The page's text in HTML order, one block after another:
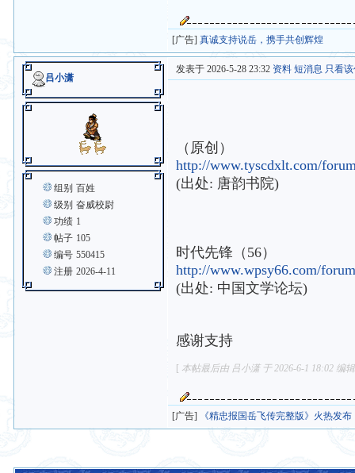
[广告]真诚支持说岳，携手共创辉煌
吕小潇
组别 百姓
级别 奋威校尉
功绩 1
帖子 105
编号 550415
注册 2026-4-11
发表于 2026-5-28 23:32 资料 短消息 只看
（原创）
http://www.tyscdxlt.com/
(出处: 唐韵书院)
时代先锋（56）
http://www.wpsy66.com/
(出处: 中国文学论坛)
感谢支持
[ 本帖最后由 吕小潇 于 2026-6-1 18:02 编
[广告] 《精忠报国岳飞传完整版》火热发布